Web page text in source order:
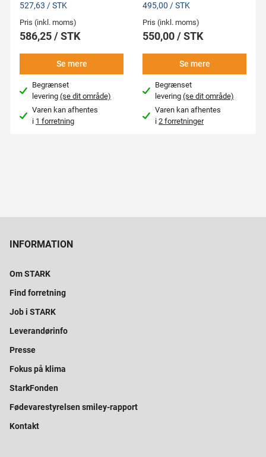
527,63 / STK
Pris (inkl. moms)
586,25 / STK
Se mere
Begrænset
levering(se dit område)
Varen kan afhentes
i 1 forretning
495,00 / STK
Pris (inkl. moms)
550,00 / STK
Se mere
Begrænset
levering(se dit område)
Varen kan afhentes
i2 forretninger
INFORMATION
Om STARK
Find forretning
Job i STARK
Leverandørinfo
Presse
Fokus på klima
StarkFonden
Fødevarestyrelsen smiley-rapport
Kontakt